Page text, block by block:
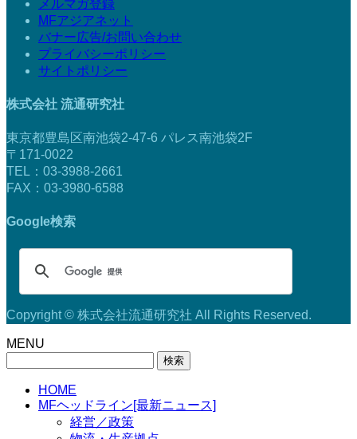
メルマガ登録
MFアジアネット
バナー広告/お問い合わせ
プライバシーポリシー
サイトポリシー
株式会社 流通研究社
東京都豊島区南池袋2-47-6 パレス南池袋2F
〒171-0022
TEL：03-3988-2661
FAX：03-3980-6588
Google検索
Copyright © 株式会社流通研究社 All Rights Reserved.
MENU
HOME
MFヘッドライン[最新ニュース]
経営／政策